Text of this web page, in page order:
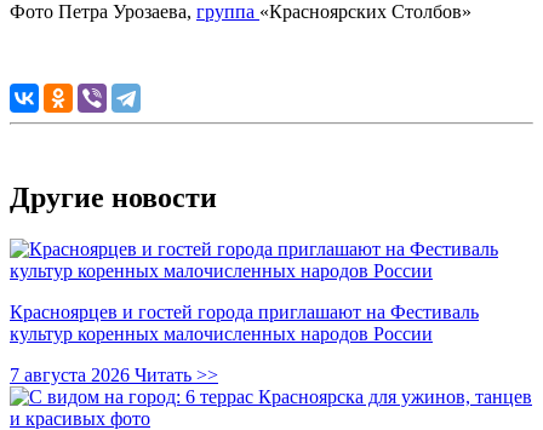
Фото Петра Урозаева, группа «Красноярских Столбов»
Другие новости
Красноярцев и гостей города приглашают на Фестиваль
культур коренных малочисленных народов России
7 августа 2026 Читать >>